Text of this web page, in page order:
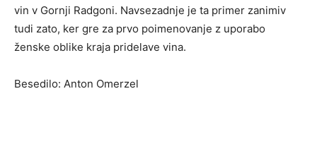
vin v Gornji Radgoni. Navsezadnje je ta primer zanimiv
tudi zato, ker gre za prvo poimenovanje z uporabo
ženske oblike kraja pridelave vina.
Besedilo: Anton Omerzel